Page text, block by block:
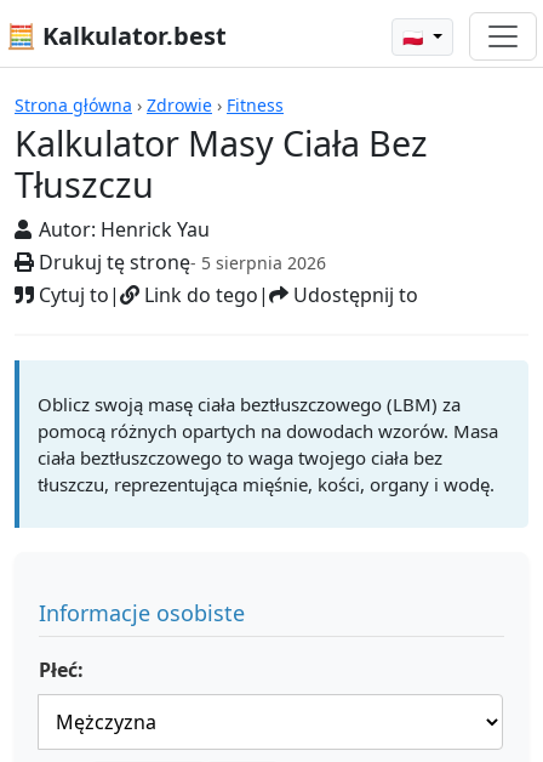
🧮 Kalkulator.best 🇵🇱
Strona główna › Zdrowie › Fitness
Kalkulator Masy Ciała Bez
Tłuszczu
Autor: Henrick Yau
Drukuj tę stronę- 5 sierpnia 2026
Cytuj to| Link do tego| Udostępnij to
Kalkulatory
Oblicz swoją masę ciała beztłuszczowego (LBM) za
pomocą różnych opartych na dowodach wzorów. Masa
ciała beztłuszczowego to waga twojego ciała bez
tłuszczu, reprezentująca mięśnie, kości, organy i wodę.
Informacje osobiste
Płeć: